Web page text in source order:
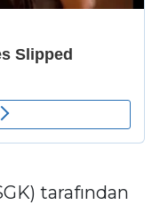
tarafından